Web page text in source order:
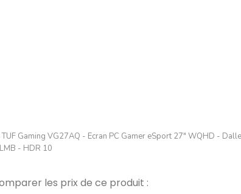
TUF Gaming VG27AQ - Ecran PC Gamer eSport 27" WQHD -
- HDR 10
les prix de ce produit :